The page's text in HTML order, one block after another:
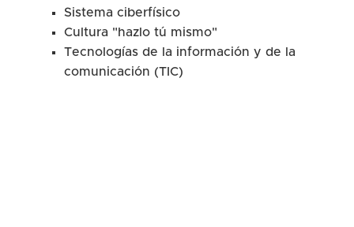
Sistema ciberfísico
Cultura "hazlo tú mismo"
Tecnologías de la información y de la
comunicación (TIC)